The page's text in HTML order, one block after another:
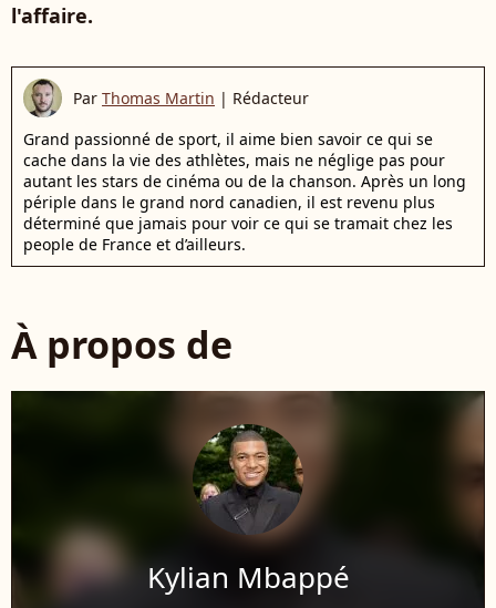
l'affaire.
Par Thomas Martin | Rédacteur
Grand passionné de sport, il aime bien savoir ce qui se
cache dans la vie des athlètes, mais ne néglige pas pour
autant les stars de cinéma ou de la chanson. Après un long
périple dans le grand nord canadien, il est revenu plus
déterminé que jamais pour voir ce qui se tramait chez les
people de France et d’ailleurs.
À propos de
Kylian Mbappé